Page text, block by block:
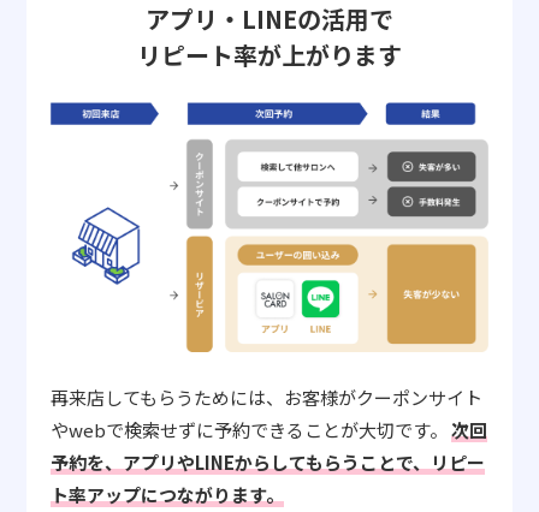
アプリ・LINEの活用で
リピート率が上がります
再来店してもらうためには、お客様がクーポンサイト
やwebで検索せずに予約できることが大切です。 次回
予約を、アプリやLINEからしてもらうことで、リピー
ト率アップにつながります。